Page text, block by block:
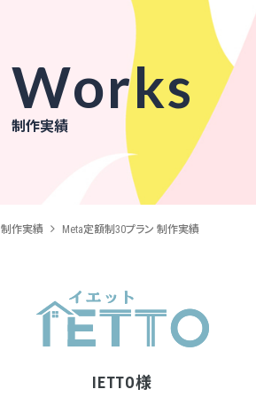
Works
制作実績
制作実績 Meta定額制30プラン 制作実績
IETTO様